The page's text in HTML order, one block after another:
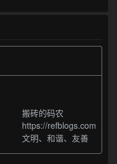
搬砖的码农
https://refblogs.com
文明、和谐、友善